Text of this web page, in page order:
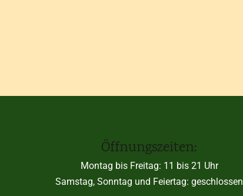
Öffnungszeiten:
Montag bis Freitag: 11 bis 21 Uhr
Samstag, Sonntag und Feiertag: geschlossen